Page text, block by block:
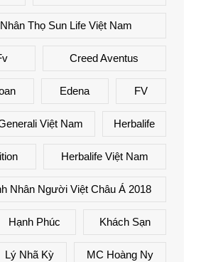
Thọ Sun Life Việt Nam
Creed Aventus
Edena FV
Việt Nam Herbalife
Herbalife Việt Nam
Nhân Người Việt Châu Á 2018
Hạnh Phúc Khách Sạn
Lý Nhã Kỳ MC Hoàng Ny